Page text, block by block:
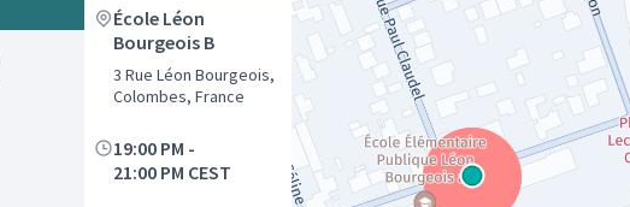
École Léon
Bourgeois B
3 Rue Léon Bourgeois,
Colombes, France
19:00 PM -
21:00 PM CEST